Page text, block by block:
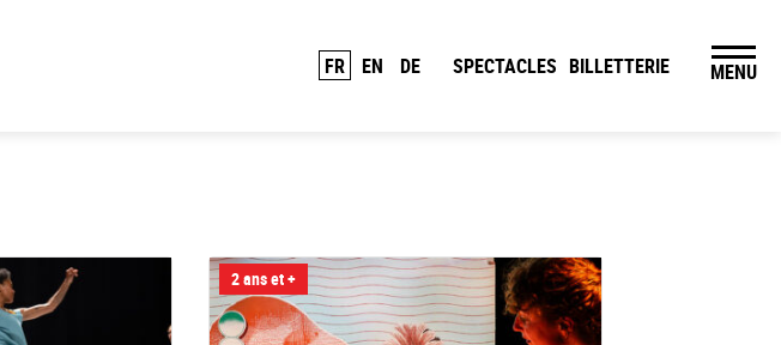
FR EN DE SPECTACLES BILLETTERIE MENU
2 ans et +